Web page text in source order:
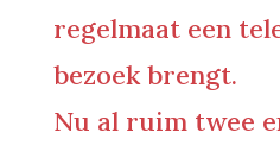
regelmaat een
bezoek brengt.
Nu al ruim twee